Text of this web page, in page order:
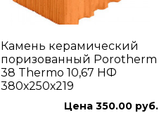
Камень керамический
поризованный Porotherm
38 Thermo 10,67 НФ
380х250х219
Цена 350.00 руб.